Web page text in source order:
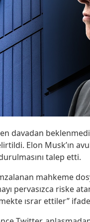
davadan
Elon Musk’ın
talep etti.
mahkeme
pervasızca riske
ısrar ettiler”